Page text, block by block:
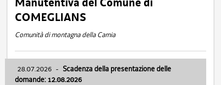
COMEGLIANS
Comunità di montagna della Carnia
28.07.2026 - Scadenza della presentazione delle
domande: 12.08.2026